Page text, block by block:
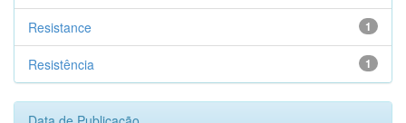
1
Resistance
1
Resistência